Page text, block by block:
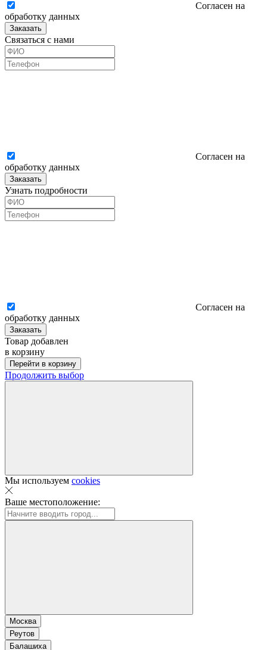
Согласен на
обработку данных
Заказать
Связаться с нами
Согласен на
обработку данных
Заказать
Узнать подробности
Согласен на
обработку данных
Заказать
Товар добавлен
в корзину
Перейти в корзину
Продолжить выбор
Мы используем cookies
Ваше местоположение:
Москва
Реутов
Балашиха